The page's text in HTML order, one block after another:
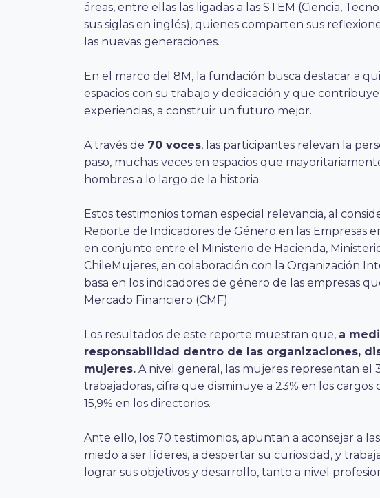
áreas, entre ellas las ligadas a las STEM (Ciencia,
sus siglas en inglés), quienes comparten sus
las nuevas generaciones.
En el marco del 8M, la fundación busca destacar a
espacios con su trabajo y dedicación y que
experiencias, a construir un futuro mejor.
A través de 70 voces, las participantes relevan la
paso, muchas veces en espacios que
hombres a lo largo de la historia.
Estos testimonios toman especial relevancia, al
Reporte de Indicadores de Género en las Empresas
en conjunto entre el Ministerio de Hacienda,
ChileMujeres, en colaboración con la Organización
basa en los indicadores de género de las empresas
Mercado Financiero (CMF).
Los resultados de este reporte muestran que, a
responsabilidad dentro de las organizaciones,
mujeres. A nivel general, las mujeres representan el
trabajadoras, cifra que disminuye a 23% en los
15,9% en los directorios.
Ante ello, los 70 testimonios, apuntan a aconsejar a
miedo a ser líderes, a despertar su curiosidad, y
lograr sus objetivos y desarrollo, tanto a nivel